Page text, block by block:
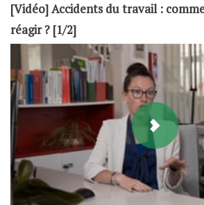
[Vidéo] Accidents du travail :
réagir ? [1/2]